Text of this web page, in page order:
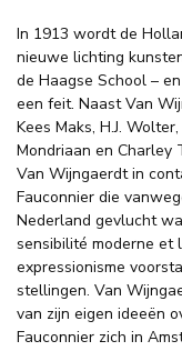
In 1913 wordt de
nieuwe lichting
de Haagse School –
een feit. Naast Van
Kees Maks, H.J.
Mondriaan en Charley
Van Wijngaerdt in
Fauconnier die
Nederland gevlucht
sensibilité moderne
expressionisme
stellingen. Van
van zijn eigen ideeën
Fauconnier zich in